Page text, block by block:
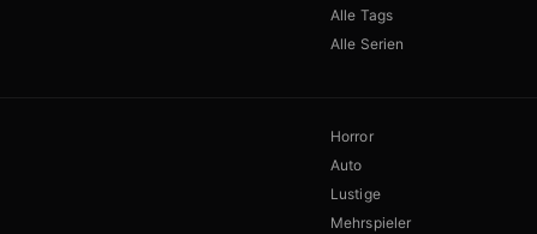
Alle Tags
Alle Serien
Horror
Auto
Lustige
Mehrspieler